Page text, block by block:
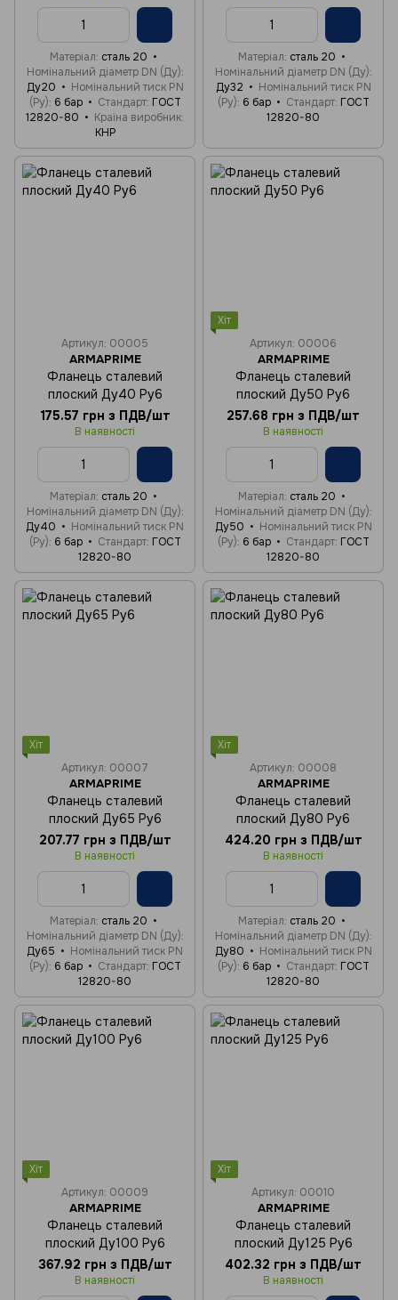
Матеріал сталь 20
Номінальний діаметр DN (Ду)
Ду20
Номінальний тиск PN
(Ру) 6 бар Стандарт ГОСТ
12820-80
Країна виробник
КНР
Матеріал сталь 20
Номінальний діаметр DN (Ду)
Ду32
Номінальний тиск PN
(Ру) 6 бар Стандарт ГОСТ
12820-80
Артикул: 00005
ARMAPRIME
Фланець сталевий
плоский Ду40 Ру6
175.57 грн з ПДВ/шт
В наявності
Матеріал сталь 20
Номінальний діаметр DN (Ду)
Ду40
Номінальний тиск PN
(Ру) 6 бар Стандарт ГОСТ
12820-80
Хіт
Артикул: 00006
ARMAPRIME
Фланець сталевий
плоский Ду50 Ру6
257.68 грн з ПДВ/шт
В наявності
Матеріал сталь 20
Номінальний діаметр DN (Ду)
Ду50
Номінальний тиск PN
(Ру) 6 бар Стандарт ГОСТ
12820-80
Хіт
Артикул: 00007
ARMAPRIME
Фланець сталевий
плоский Ду65 Ру6
207.77 грн з ПДВ/шт
В наявності
Матеріал сталь 20
Номінальний діаметр DN (Ду)
Ду65
Номінальний тиск PN
(Ру) 6 бар Стандарт ГОСТ
12820-80
Хіт
Артикул: 00008
ARMAPRIME
Фланець сталевий
плоский Ду80 Ру6
424.20 грн з ПДВ/шт
В наявності
Матеріал сталь 20
Номінальний діаметр DN (Ду)
Ду80
Номінальний тиск PN
(Ру) 6 бар Стандарт ГОСТ
12820-80
Хіт
Артикул: 00009
ARMAPRIME
Фланець сталевий
плоский Ду100 Ру6
367.92 грн з ПДВ/шт
В наявності
Хіт
Артикул: 00010
ARMAPRIME
Фланець сталевий
плоский Ду125 Ру6
402.32 грн з ПДВ/шт
В наявності